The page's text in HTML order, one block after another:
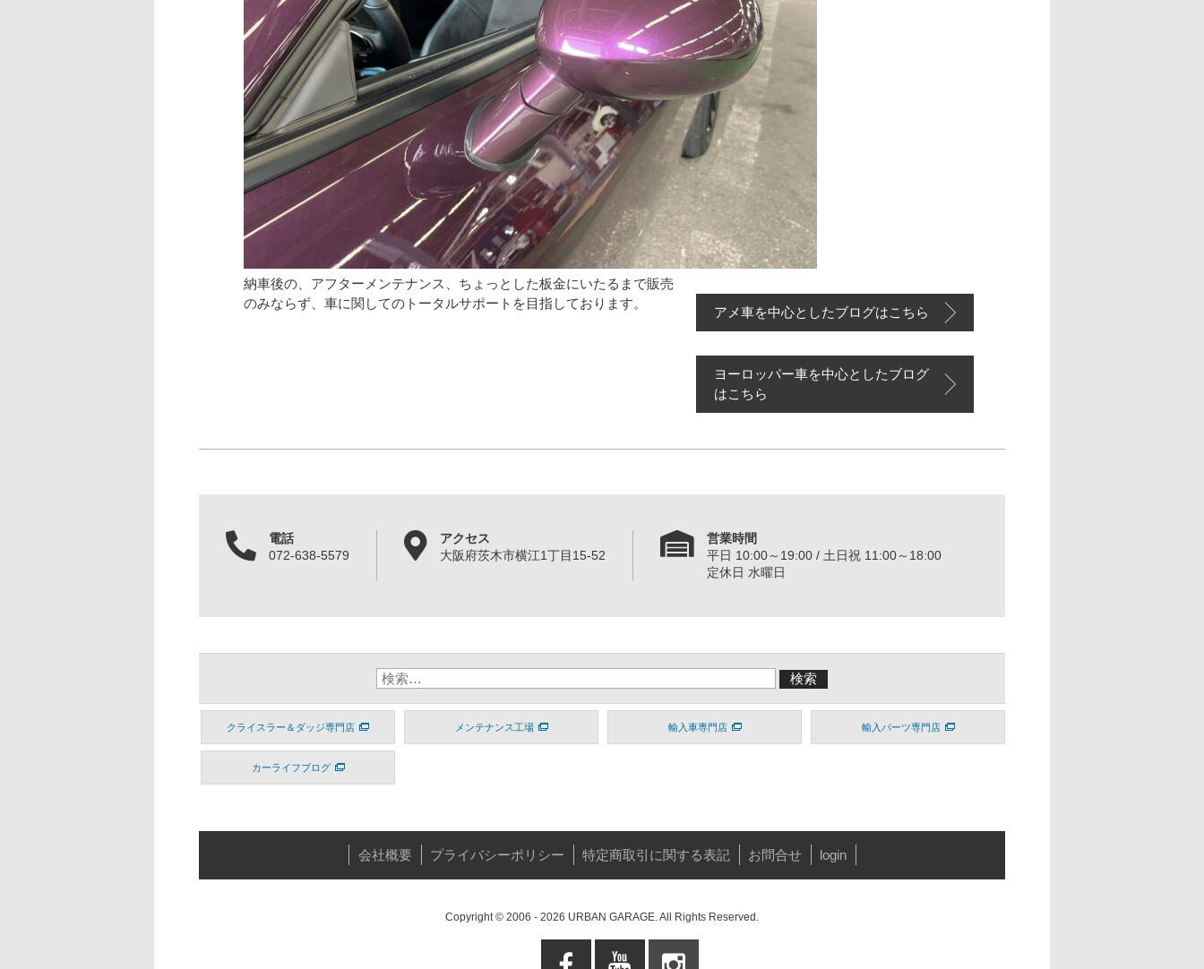
納車後の、アフターメンテナンス、ちょっとした板金にいたるまで販売
のみならず、車に関してのトータルサポートを目指しております。
アメ車を中心としたブログはこちら
ヨーロッパー車を中心としたブログ
はこちら
電話
072-638-5579
アクセス
大阪府茨木市横江1丁目15-52
営業時間
平日 10:00～19:00 / 土日祝 11:00～18:00
定休日 水曜日
クライスラー＆ダッジ専門店 メンテナンス工場 輸入車専門店 輸入パーツ専門店
カーライフブログ
会社概要 プライバシーポリシー 特定商取引に関する表記 お問合せ login
Copyright © 2006 - 2026 URBAN GARAGE. All Rights Reserved.